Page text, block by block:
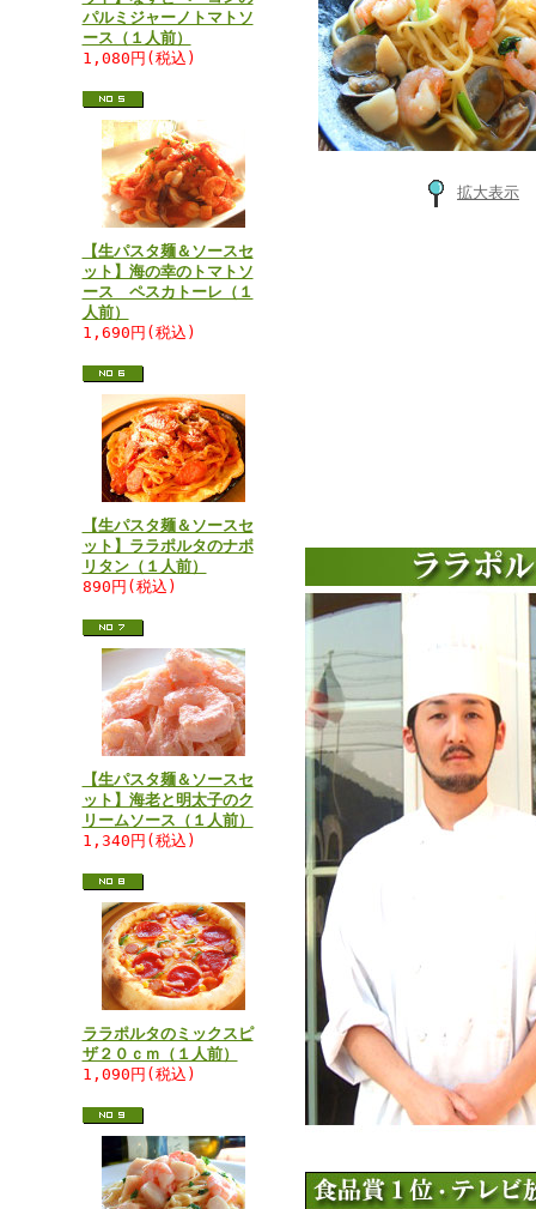
パルミジャーノトマトソ
ース（１人前）
1,080円(税込)
【生パスタ麺＆ソースセ
ット】海の幸のトマトソ
ース ペスカトーレ（１
人前）
1,690円(税込)
【生パスタ麺＆ソースセ
ット】ララポルタのナポ
リタン（１人前）
890円(税込)
【生パスタ麺＆ソースセ
ット】海老と明太子のク
リームソース（１人前）
1,340円(税込)
ララポルタのミックスピ
ザ２０ｃｍ（１人前）
1,090円(税込)
拡大表示